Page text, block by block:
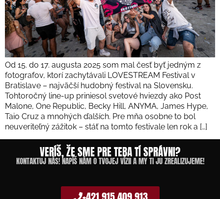
Od 15. do 17. augusta 2025 som mal česť byť jedným z
fotografov, ktorí zachytávali LOVESTREAM Festival v
Bratislave – najväčší hudobný festival na Slovensku.
Tohtoročný line-up priniesol svetové hviezdy ako Post
Malone, One Republic, Becky Hill, ANYMA, James Hype,
Taio Cruz a mnohých ďalších. Pre mňa osobne to bol
neuveriteľný zážitok – stáť na tomto festivale len rok a […]
VERÍŠ, ŽE SME PRE TEBA TÍ SPRÁVNI?
KONTAKTUJ NÁS! NAPÍŠ NÁM O TVOJEJ VÍZII A MY TI JU ZREALIZUJEME!